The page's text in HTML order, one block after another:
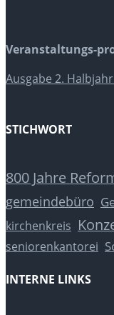
Veranstaltungs-
Ausgabe 2.
STICHWORT
800 Jahre
gemeindebüro
kirchenkreis
seniorenkantorei
INTERNE LINKS